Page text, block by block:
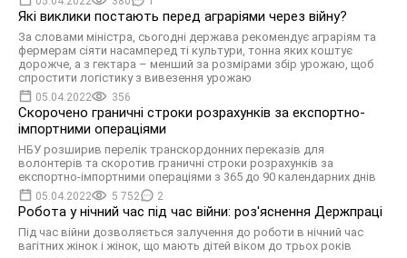
Які виклики постають перед аграріями через війну?
За словами міністра, сьогодні держава рекомендує аграріям та
фермерам сіяти насамперед ті культури, тонна яких коштує
дорожче, а з гектара – менший за розмірами збір урожаю, щоб
спростити логістику з вивезення урожаю
05.04.2022 356
Скорочено граничні строки розрахунків за експортно-
імпортними операціями
НБУ розширив перелік транскордонних переказів для
волонтерів та скоротив граничні строки розрахунків за
експортно-імпортними операціями з 365 до 90 календарних днів
05.04.2022 5 752 2
Робота у нічний час під час війни: роз'яснення Держпраці
Під час війни дозволяється залучення до роботи в нічний час
вагітних жінок і жінок, що мають дітей віком до трьох років